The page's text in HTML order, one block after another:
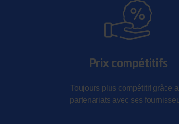
Prix compétitifs
Toujours plus compétitif grâce
partenariats avec ses